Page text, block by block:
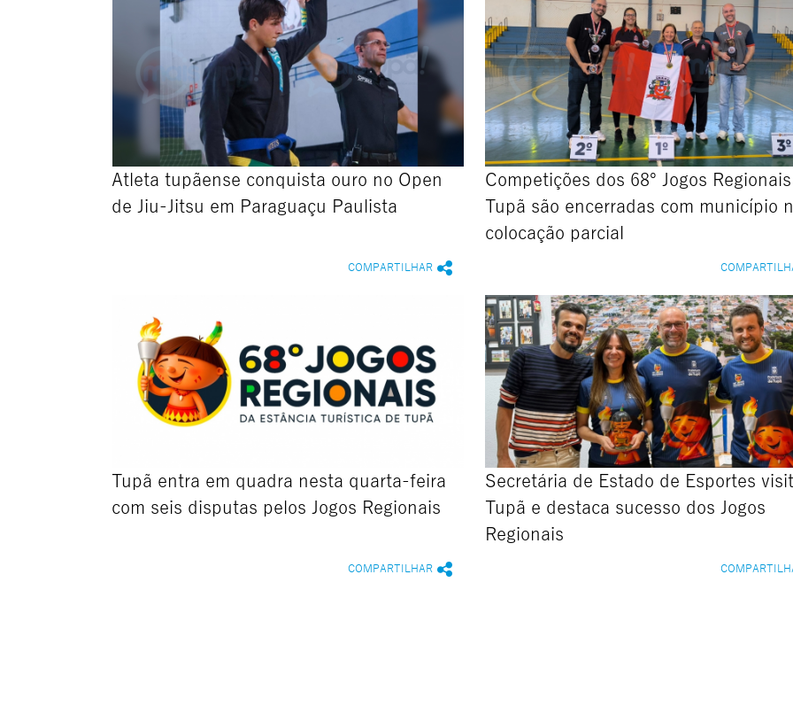
Atleta tupãense conquista ouro no Open
de Jiu-Jitsu em Paraguaçu Paulista
COMPARTILHAR
Competições dos 68º Jogos
Tupã são encerradas com município
colocação parcial
Tupã entra em quadra nesta quarta-feira
com seis disputas pelos Jogos Regionais
COMPARTILHAR
Secretária de Estado de Esportes
Tupã e destaca sucesso dos Jogos
Regionais